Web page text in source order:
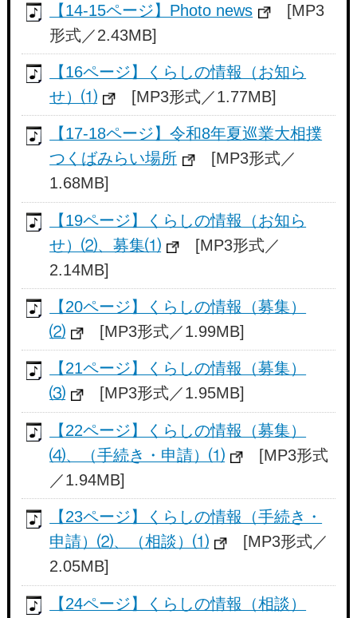
【14-15ページ】Photo news
[MP3
形式／2.43MB]
【16ページ】くらしの情報（お知ら
せ）⑴
[MP3形式／1.77MB]
【17-18ページ】令和8年夏巡業大相撲
つくばみらい場所
[MP3形式／
1.68MB]
【19ページ】くらしの情報（お知ら
せ）⑵、募集⑴
[MP3形式／
2.14MB]
【20ページ】くらしの情報（募集）
⑵
[MP3形式／1.99MB]
【21ページ】くらしの情報（募集）
⑶
[MP3形式／1.95MB]
【22ページ】くらしの情報（募集）
⑷、（手続き・申請）⑴
[MP3形式
／1.94MB]
【23ページ】くらしの情報（手続き・
申請）⑵、（相談）⑴
[MP3形式／
2.05MB]
【24ページ】くらしの情報（相談）